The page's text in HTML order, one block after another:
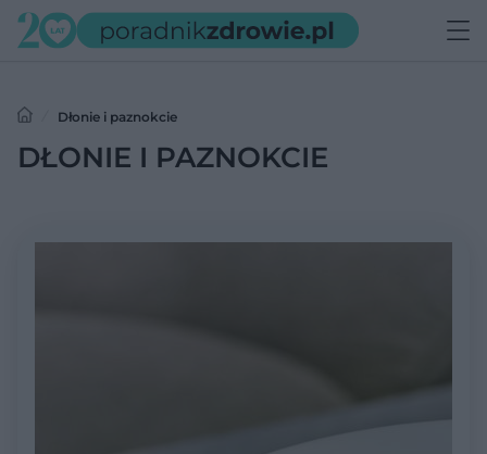
Dłonie i paznokcie
DŁONIE I PAZNOKCIE